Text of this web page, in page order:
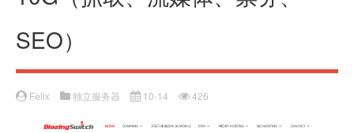
SEO）
Felix 独立服务器 10-14 426